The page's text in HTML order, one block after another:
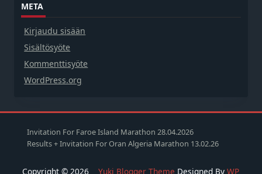
META
Kirjaudu sisään
Sisältösyöte
Kommenttisyöte
WordPress.org
Invitation For Faroe Island Marathon 28.04.2026
Results + Invitation For Oran Algeria Marathon 13.02.26
Copyright © 2026 Yuki Blogger Theme Designed By WP